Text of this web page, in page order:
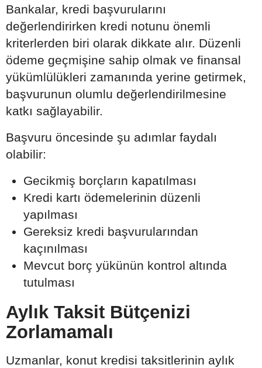
Bankalar, kredi başvurularını
değerlendirirken kredi notunu önemli
kriterlerden biri olarak dikkate alır. Düzenli
ödeme geçmişine sahip olmak ve finansal
yükümlülükleri zamanında yerine getirmek,
başvurunun olumlu değerlendirilmesine
katkı sağlayabilir.
Başvuru öncesinde şu adımlar faydalı
olabilir:
Gecikmiş borçların kapatılması
Kredi kartı ödemelerinin düzenli
yapılması
Gereksiz kredi başvurularından
kaçınılması
Mevcut borç yükünün kontrol altında
tutulması
Aylık Taksit Bütçenizi
Zorlamamalı
Uzmanlar, konut kredisi taksitlerinin aylık